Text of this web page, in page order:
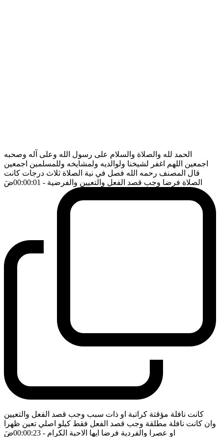
الحمد لله والصلاة والسلام على رسول الله وعلى آله وصحبه
اجمعين اللهم اغفر لشيخنا ولوالديه ولمشايخه وللمسلمين اجمعين
قال المصنف رحمه الله فصل في نية الصلاة ثلاث درجات كانت
الصلاة فرضا وجب قصد الفعل والتعيين والفرضية - 00:00:01 ضَ
كانت نافلة مؤقتة كراتبة او ذات سبب وجب قصد الفعل والتعيين
وان كانت نافلة مطلقة وجب قصد الفعل فقط كيلو اصلي تعين ظهرا
او عصرا والفردية فرضا ايها الاحبة الكرام - 00:00:23 ضَ